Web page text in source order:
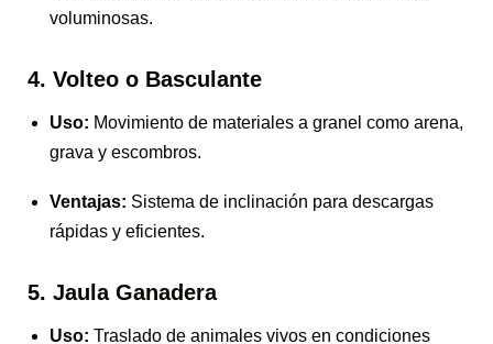
voluminosas.
4. Volteo o Basculante
Uso: Movimiento de materiales a granel como arena,
grava y escombros.
Ventajas: Sistema de inclinación para descargas
rápidas y eficientes.
5. Jaula Ganadera
Uso: Traslado de animales vivos en condiciones